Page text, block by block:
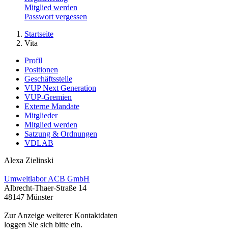
Mitglied werden
Passwort vergessen
Startseite
Vita
Profil
Positionen
Geschäftsstelle
VUP Next Generation
VUP-Gremien
Externe Mandate
Mitglieder
Mitglied werden
Satzung & Ordnungen
VDLAB
Alexa Zielinski
Umweltlabor ACB GmbH
Albrecht-Thaer-Straße 14
48147 Münster
Zur Anzeige weiterer Kontaktdaten
loggen Sie sich bitte ein.